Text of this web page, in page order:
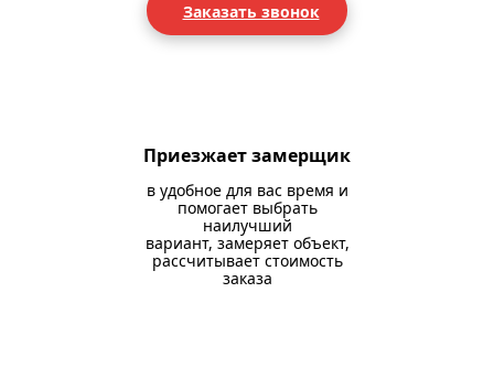
Заказать звонок
Приезжает замерщик
в удобное для вас время и
помогает выбрать
наилучший
вариант, замеряет объект,
рассчитывает стоимость
заказа